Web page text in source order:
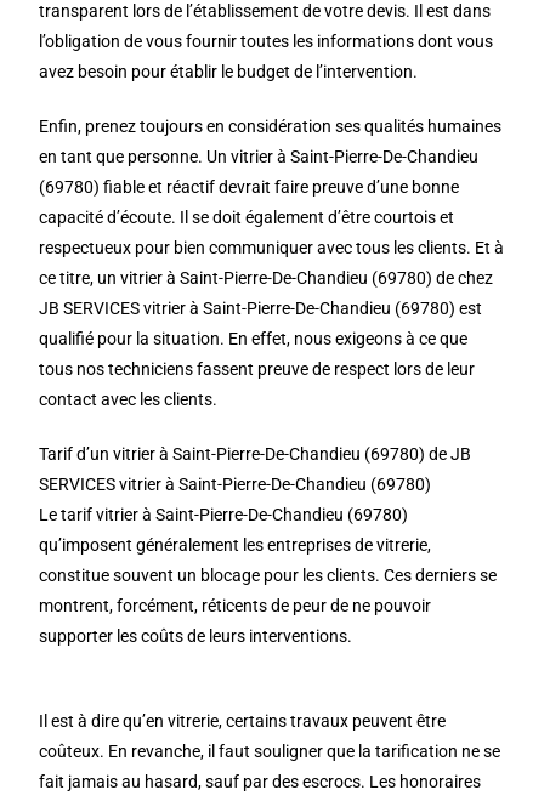
transparent lors de l’établissement de votre devis. Il est dans
l’obligation de vous fournir toutes les informations dont vous
avez besoin pour établir le budget de l’intervention.
Enfin, prenez toujours en considération ses qualités humaines
en tant que personne. Un vitrier à Saint-Pierre-De-Chandieu
(69780) fiable et réactif devrait faire preuve d’une bonne
capacité d’écoute. Il se doit également d’être courtois et
respectueux pour bien communiquer avec tous les clients. Et à
ce titre, un vitrier à Saint-Pierre-De-Chandieu (69780) de chez
JB SERVICES vitrier à Saint-Pierre-De-Chandieu (69780) est
qualifié pour la situation. En effet, nous exigeons à ce que
tous nos techniciens fassent preuve de respect lors de leur
contact avec les clients.
Tarif d’un vitrier à Saint-Pierre-De-Chandieu (69780) de JB
SERVICES vitrier à Saint-Pierre-De-Chandieu (69780)
Le tarif vitrier à Saint-Pierre-De-Chandieu (69780)
qu’imposent généralement les entreprises de vitrerie,
constitue souvent un blocage pour les clients. Ces derniers se
montrent, forcément, réticents de peur de ne pouvoir
supporter les coûts de leurs interventions.
Il est à dire qu’en vitrerie, certains travaux peuvent être
coûteux. En revanche, il faut souligner que la tarification ne se
fait jamais au hasard, sauf par des escrocs. Les honoraires